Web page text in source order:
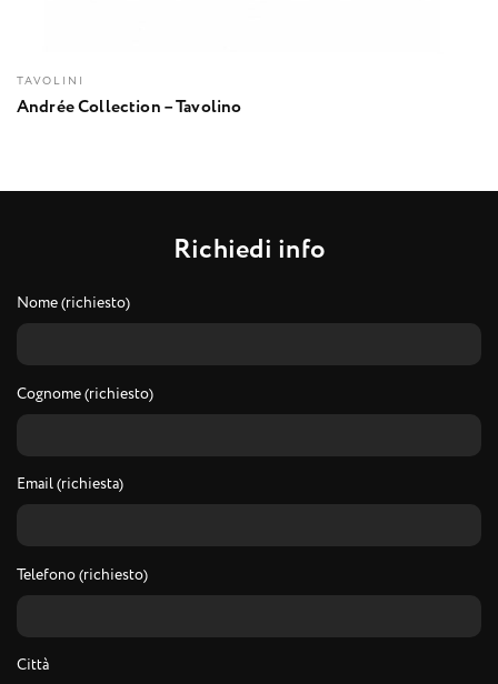
TAVOLINI
Andrée Collection – Tavolino
Richiedi info
Nome (richiesto)
Cognome (richiesto)
Email (richiesta)
Telefono (richiesto)
Città